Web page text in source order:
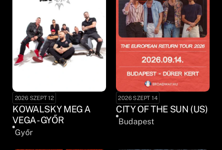
2026 SZEPT 12
KOWALSKY MEG A
VEGA - GYŐR
Győr
2026 SZEPT 14
CITY OF THE SUN (US)
Budapest